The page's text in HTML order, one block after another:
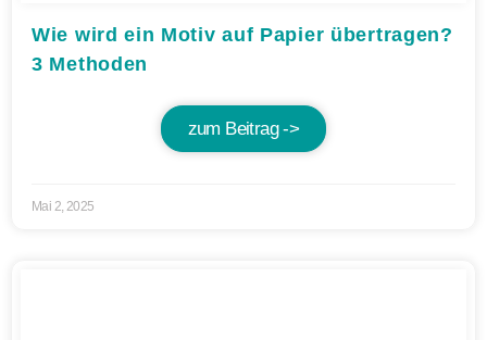
Wie wird ein Motiv auf Papier übertragen?
3 Methoden
zum Beitrag ->
Mai 2, 2025